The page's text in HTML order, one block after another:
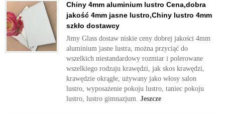
Chiny 4mm aluminium lustro Cena,dobra
jakość 4mm jasne lustro,Chiny lustro 4mm
szkło dostawcy
Jimy Glass dostaw niskie ceny dobrej jakości 4mm
aluminium jasne lustra, można przyciąć do
wszelkich niestandardowy rozmiar i polerowane
wszelkiego rodzaju krawędzi, jak skos krawędzi,
krawędzie okrągłe, używany jako włosy salon
lustro, wyposażenie pokoju lustro, taniec pokoju
lustro, lustro gimnazjum. Jeszcze